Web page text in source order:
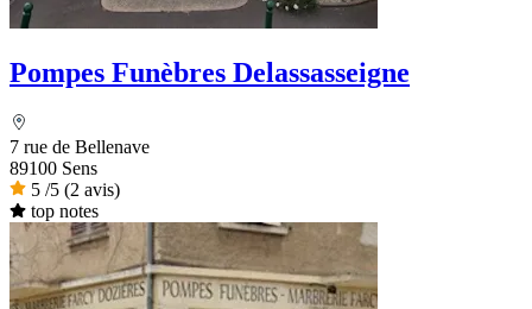
Pompes Funèbres Delassasseigne
7 rue de Bellenave
89100 Sens
5 /5 (2 avis)
top notes